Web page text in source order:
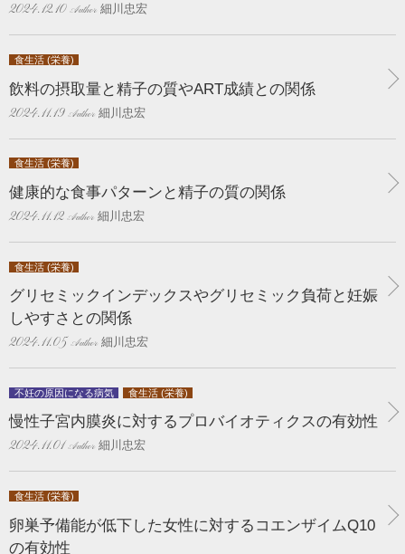
2024.12.10 細川忠宏
食生活 (栄養)
飲料の摂取量と精子の質やART成績との関係
2024.11.19 細川忠宏
食生活 (栄養)
健康的な食事パターンと精子の質の関係
2024.11.12 細川忠宏
食生活 (栄養)
グリセミックインデックスやグリセミック負荷と妊娠
しやすさとの関係
2024.11.05 細川忠宏
不妊の原因になる病気 食生活 (栄養)
慢性子宮内膜炎に対するプロバイオティクスの有効性
2024.11.01 細川忠宏
食生活 (栄養)
卵巣予備能が低下した女性に対するコエンザイムQ10
の有効性